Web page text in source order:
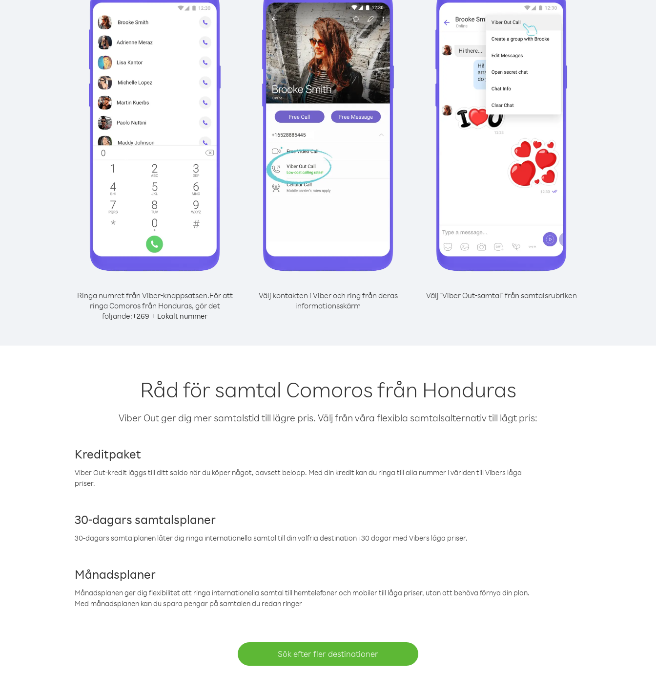
Ringa numret från Viber-knappsatsen.För att
ringa Comoros från Honduras, gör det
följande:+269 + Lokalt nummer
Välj kontakten i Viber och ring från deras
informationsskärm
Välj "Viber Out-samtal" från samtalsrubriken
Råd för samtal Comoros från Honduras
Viber Out ger dig mer samtalstid till lägre pris. Välj från våra flexibla samtalsalternativ till lågt pris:
Kreditpaket
Viber Out-kredit läggs till ditt saldo när du köper något, oavsett belopp. Med din kredit kan du ringa till alla nummer i världen till Vibers låga
priser.
30-dagars samtalsplaner
30-dagars samtalplanen låter dig ringa internationella samtal till din valfria destination i 30 dagar med Vibers låga priser.
Månadsplaner
Månadsplanen ger dig flexibilitet att ringa internationella samtal till hemtelefoner och mobiler till låga priser, utan att behöva förnya din plan.
Med månadsplanen kan du spara pengar på samtalen du redan ringer
Sök efter fler destinationer